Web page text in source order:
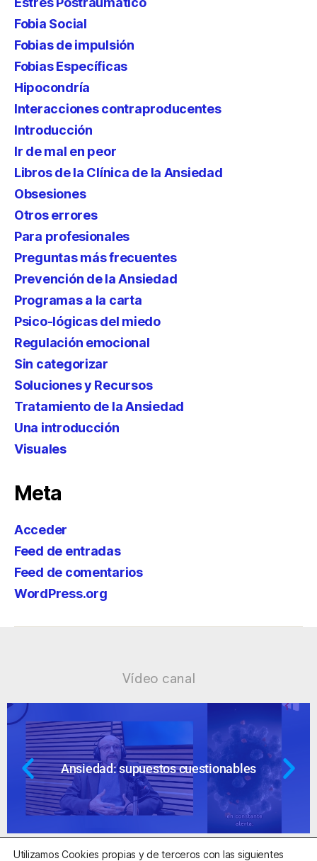
Fobia Social
Fobias de impulsión
Fobias Específicas
Hipocondría
Interacciones contraproducentes
Introducción
Ir de mal en peor
Libros de la Clínica de la Ansiedad
Obsesiones
Otros errores
Para profesionales
Preguntas más frecuentes
Prevención de la Ansiedad
Programas a la carta
Psico-lógicas del miedo
Regulación emocional
Sin categorizar
Soluciones y Recursos
Tratamiento de la Ansiedad
Una introducción
Visuales
Meta
Acceder
Feed de entradas
Feed de comentarios
WordPress.org
Vídeo canal
Ansiedad: supuestos cuestionables
Utilizamos Cookies propias y de terceros con las siguientes